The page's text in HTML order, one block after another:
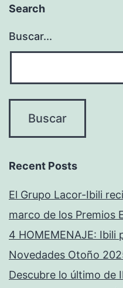
Search
Buscar...
Recent Posts
El Grupo Lacor-Ibili
marco de los Premios
4 HOMEMENAJE: Ibili
Novedades Otoño
Descubre lo último de